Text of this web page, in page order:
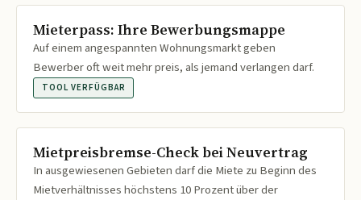
Mieterpass: Ihre Bewerbungsmappe
Auf einem angespannten Wohnungsmarkt geben
Bewerber oft weit mehr preis, als jemand verlangen darf.
TOOL VERFÜGBAR
Mietpreisbremse-Check bei Neuvertrag
In ausgewiesenen Gebieten darf die Miete zu Beginn des
Mietverhältnisses höchstens 10 Prozent über der